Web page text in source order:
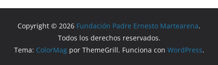
Copyright © 2026 Fundación Padre Ernesto Martearena.
Todos los derechos reservados.
Tema: ColorMagpor ThemeGrill. Funciona con WordPress.